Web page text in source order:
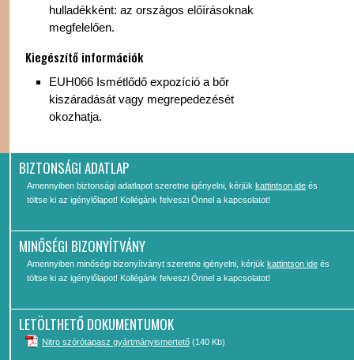
hulladékként: az országos előírásoknak
megfelelően.
Kiegészítő információk
EUH066 Ismétlődő expozíció a bőr
kiszáradását vagy megrepedezését
okozhatja.
BIZTONSÁGI ADATLAP
Amennyiben biztonsági adatlapot szeretne igényelni, kérjük kattintson ide és
töltse ki az igénylőlapot! Kollégánk felveszi Önnel a kapcsolatot!
MINŐSÉGI BIZONYÍTVÁNY
Amennyiben minőségi bizonyítványt szeretne igényelni, kérjük kattintson ide és
töltse ki az igénylőlapot! Kollégánk felveszi Önnel a kapcsolatot!
LETÖLTHETŐ DOKUMENTUMOK
Nitro szórótapasz gyártmányismertető (140 Kb)